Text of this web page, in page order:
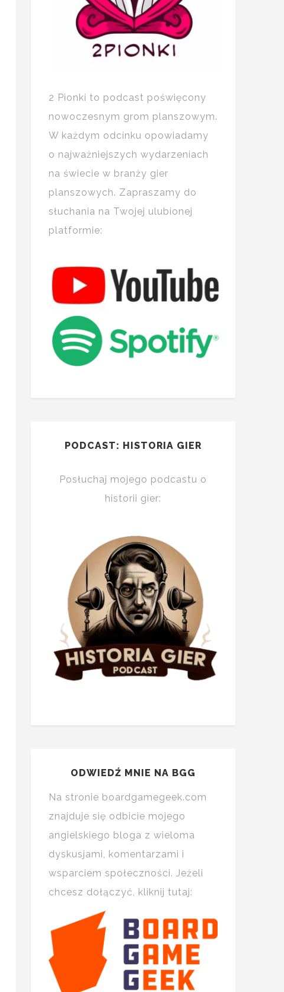
2 Pionki to podcast poświęcony
nowoczesnym grom planszowym.
W każdym odcinku opowiadamy
o najważniejszych wydarzeniach
na świecie w branży gier
planszowych. Zapraszamy do
słuchania na Twojej ulubionej
platformie:
PODCAST: HISTORIA GIER
Posłuchaj mojego podcastu o
historii gier:
ODWIEDŹ MNIE NA BGG
Na stronie boardgamegeek.com
znajduje się odbicie mojego
angielskiego bloga z wieloma
dyskusjami, komentarzami i
wsparciem społeczności. Jeżeli
chcesz dołączyć, kliknij tutaj: